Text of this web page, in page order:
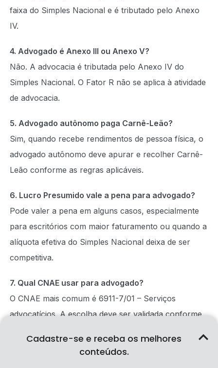
faixa do Simples Nacional e é tributado pelo Anexo
IV.
4. Advogado é Anexo III ou Anexo V?
Não. A advocacia é tributada pelo Anexo IV do
Simples Nacional. O Fator R não se aplica à atividade
de advocacia.
5. Advogado autônomo paga Carnê-Leão?
Sim, quando recebe rendimentos de pessoa física, o
advogado autônomo deve apurar e recolher Carnê-
Leão conforme as regras aplicáveis.
6. Lucro Presumido vale a pena para advogado?
Pode valer a pena em alguns casos, especialmente
para escritórios com maior faturamento ou quando a
alíquota efetiva do Simples Nacional deixa de ser
competitiva.
7. Qual CNAE usar para advogado?
O CNAE mais comum é 6911-7/01 – Serviços
advocatícios. A escolha deve ser validada conforme
Cadastre-se e receba os melhores
conteúdos.